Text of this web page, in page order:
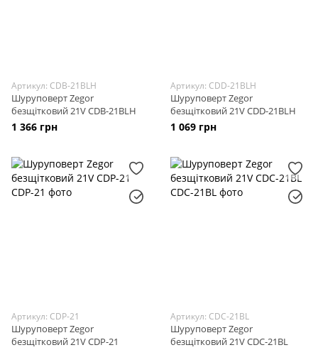
Артикул: CDB-21BLH
Шуруповерт Zegor
безщітковий 21V CDB-21BLH
1 366 грн
Артикул: CDD-21BLH
Шуруповерт Zegor
безщітковий 21V CDD-21BLH
1 069 грн
Артикул: CDP-21
Шуруповерт Zegor
безщітковий 21V CDP-21
Артикул: CDC-21BL
Шуруповерт Zegor
безщітковий 21V CDC-21BL